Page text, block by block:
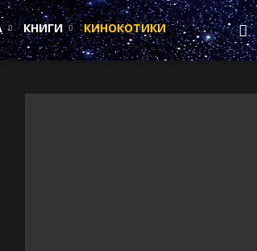
КНИГИ КИНОКОТИКИ